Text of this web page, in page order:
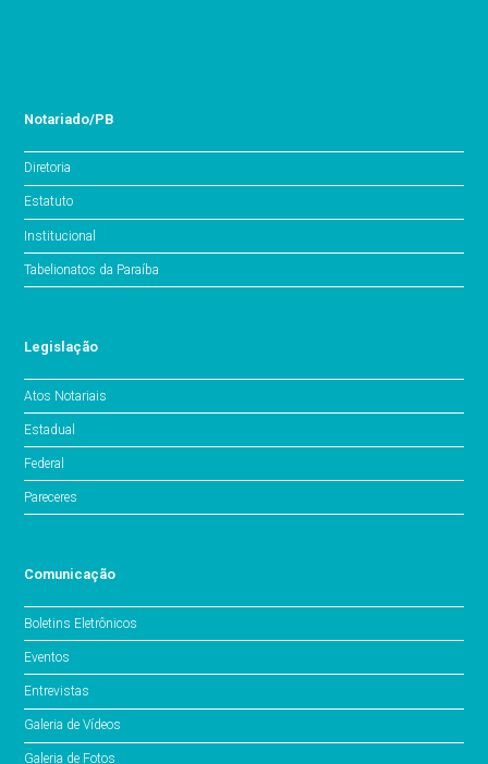
Notariado/PB
Diretoria
Estatuto
Institucional
Tabelionatos da Paraíba
Legislação
Atos Notariais
Estadual
Federal
Pareceres
Comunicação
Boletins Eletrônicos
Eventos
Entrevistas
Galeria de Vídeos
Galeria de Fotos